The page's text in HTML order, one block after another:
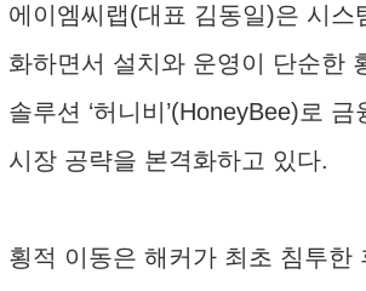
에이엠씨랩(대표 김동일)은 시스
화하면서 설치와 운영이 단순한
솔루션 ‘허니비’(HoneyBee)로
시장 공략을 본격화하고 있다.
횡적 이동은 해커가 최초 침투한